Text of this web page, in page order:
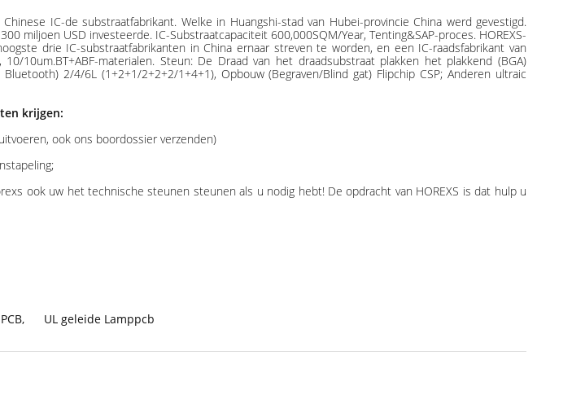
IC-de substraatfabrikant. Welke in Huangshi-stad van Hubei-provincie China werd gevestigd.
miljoen USD investeerde. IC-Substraatcapaciteit 600,000SQM/Year, Tenting&SAP-proces. HOREXS-
drie IC-substraatfabrikanten in China ernaar streven te worden, en een IC-raadsfabrikant van
10um.BT+ABF-materialen. Steun: De Draad van het draadsubstraat plakken het plakkend (BGA)
2/4/6L (1+2+1/2+2+2/1+4+1), Opbouw (Begraven/Blind gat) Flipchip CSP; Anderen ultraic
krijgen:
ook ons boordossier verzenden)
ook uw het technische steunen steunen als u nodig hebt! De opdracht van HOREXS is dat hulp u
, UL geleide Lamppcb